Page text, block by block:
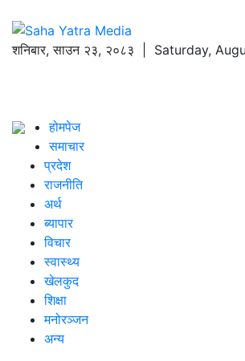
शनिबार,साउन २३, २०८३ | Saturday,
होमपेज
समाचार
प्रदेश
राजनीति
अर्थ
ब्यापार
विचार
स्वास्थ्य
खेलकुद
शिक्षा
मनोरञ्जन
अन्य